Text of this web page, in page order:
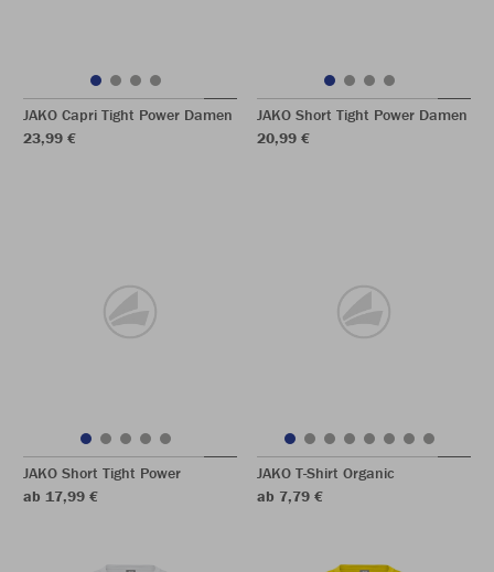
JAKO Capri Tight Power Damen
23,99 €
JAKO Short Tight Power Damen
20,99 €
JAKO Short Tight Power
ab 17,99 €
JAKO T-Shirt Organic
ab 7,79 €